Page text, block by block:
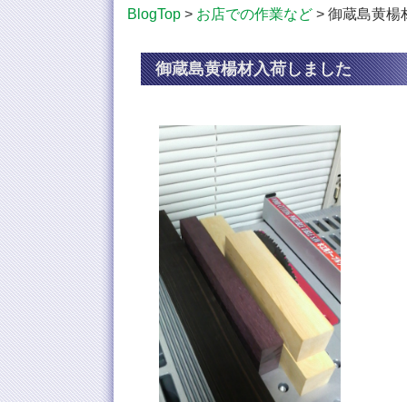
BlogTop > お店での作業など > 御蔵島黄楊
御蔵島黄楊材入荷しました